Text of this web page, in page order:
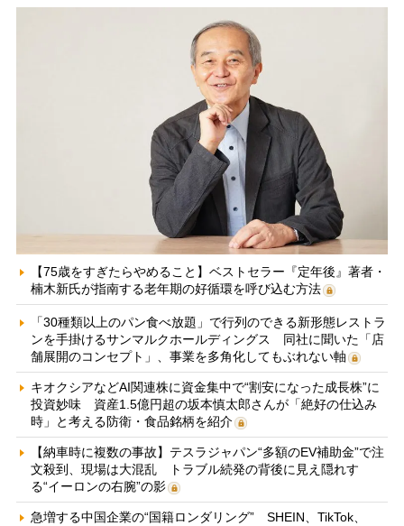
【75歳をすぎたらやめること】ベストセラー『定年後』著者・
楠木新氏が指南する老年期の好循環を呼び込む方法
「30種類以上のパン食べ放題」で行列のできる新形態レストラ
ンを手掛けるサンマルクホールディングス 同社に聞いた「店
舗展開のコンセプト」、事業を多角化してもぶれない軸
キオクシアなどAI関連株に資金集中で“割安になった成長株”に
投資妙味 資産1.5億円超の坂本慎太郎さんが「絶好の仕込み
時」と考える防衛・食品銘柄を紹介
【納車時に複数の事故】テスラジャパン“多額のEV補助金”で注
文殺到、現場は大混乱 トラブル続発の背後に見え隠れす
る“イーロンの右腕”の影
急増する中国企業の“国籍ロンダリング” SHEIN、TikTok、